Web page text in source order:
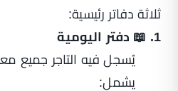
ثلاثة دفاتر رئيسية:
1. 📖 دفتر اليومية
يُسجل فيه التاجر جميع
يشمل: